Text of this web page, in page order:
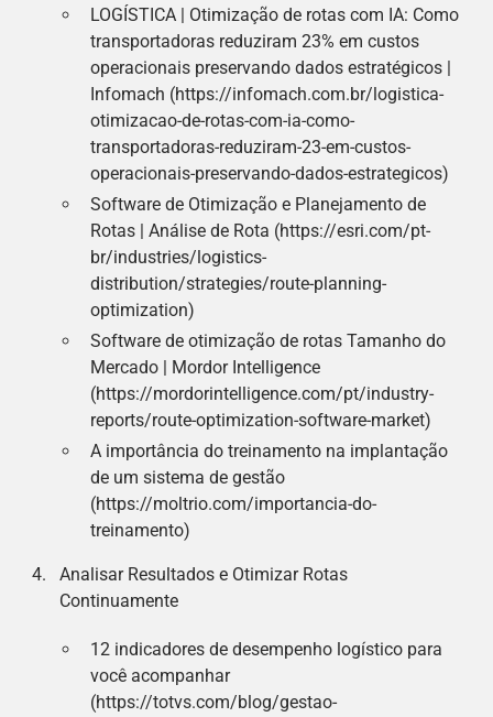
LOGÍSTICA | Otimização de rotas com IA: Como
transportadoras reduziram 23% em custos
operacionais preservando dados estratégicos |
Infomach (https://infomach.com.br/logistica-
otimizacao-de-rotas-com-ia-como-
transportadoras-reduziram-23-em-custos-
operacionais-preservando-dados-estrategicos)
Software de Otimização e Planejamento de
Rotas | Análise de Rota (https://esri.com/pt-
br/industries/logistics-
distribution/strategies/route-planning-
optimization)
Software de otimização de rotas Tamanho do
Mercado | Mordor Intelligence
(https://mordorintelligence.com/pt/industry-
reports/route-optimization-software-market)
A importância do treinamento na implantação
de um sistema de gestão
(https://moltrio.com/importancia-do-
treinamento)
Analisar Resultados e Otimizar Rotas
Continuamente
12 indicadores de desempenho logístico para
você acompanhar
(https://totvs.com/blog/gestao-